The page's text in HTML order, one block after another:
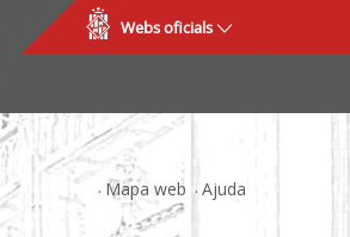
Webs oficials
Mapa web Ajuda